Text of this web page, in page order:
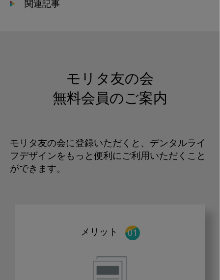
関連記事
モリタ友の会
無料会員のご案内
モリタ友の会に登録いただくと、デンタルライ
フデザインをもっと便利にご利用いただくこと
ができます。
メリット